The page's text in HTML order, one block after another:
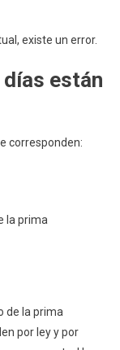
existe un error.
días están
corresponden:
la prima
de la prima
por ley y por